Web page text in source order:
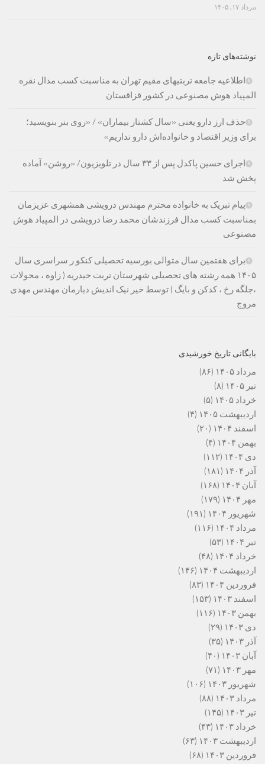
مرداد ۱۷, ۱۴۰۵
نوشته‌های تازه
اطلاعیه جامعه تربتیهای مقیم تهران به مناسبت کسب مدال نقره
المپیاد هوش مصنوعی در کشور قزاقستان
حذف ارز دارو یعنی «سال کشتار بیماران» / «روی بنر بنویسید؛
برای وزیر اقتصاد و خانواده‌اش دارو نداریم»
اجرای حسین پاکدل پس از ۳۳ سال در تلویزیون/ «روشن» آماده
پخش شد
پیام تبریک به خانواده محترم مهندس درویشی همشهری عزیزمان
بمناسبت کسب مدال فرزندشان محمد رضا درویشی در المپیاد هوش
مصنوعی
برای هفتمین سال متوالی بورسیه تحصیلی کنکو ر سراسری سال
۱۴۰۵ همه رشته های تحصیلی شهرستان تربت حیدریه ( زاوه ، محولات
،جلگه رخ ، کدکن و بایگ ) توسط خیر نیک اندیش دیارمان مهندس مهدی
مروج
بایگانی تاریخ خورشیدی
مرداد ۱۴۰۵
(۸۶)
تیر ۱۴۰۵
(۸)
خرداد ۱۴۰۵
(۵)
اردیبهشت ۱۴۰۵
(۴)
اسفند ۱۴۰۴
(۲۰)
بهمن ۱۴۰۴
(۴)
دی ۱۴۰۴
(۱۱۲)
آذر ۱۴۰۴
(۱۸۱)
آبان ۱۴۰۴
(۱۶۸)
مهر ۱۴۰۴
(۱۷۹)
شهریور ۱۴۰۴
(۱۹۱)
مرداد ۱۴۰۴
(۱۱۶)
تیر ۱۴۰۴
(۵۳)
خرداد ۱۴۰۴
(۴۸)
اردیبهشت ۱۴۰۴
(۱۴۶)
فروردین ۱۴۰۴
(۸۳)
اسفند ۱۴۰۳
(۱۵۳)
بهمن ۱۴۰۳
(۱۱۶)
دی ۱۴۰۳
(۲۹)
آذر ۱۴۰۳
(۳۵)
آبان ۱۴۰۳
(۴۰)
مهر ۱۴۰۳
(۷۱)
شهریور ۱۴۰۳
(۱۰۶)
مرداد ۱۴۰۳
(۸۸)
تیر ۱۴۰۳
(۱۴۵)
خرداد ۱۴۰۳
(۴۳)
اردیبهشت ۱۴۰۳
(۶۳)
فروردین ۱۴۰۳
(۶۸)